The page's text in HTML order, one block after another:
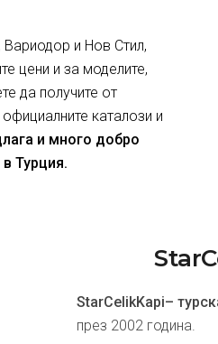
и Нов Стил,
цени и за моделите,
да получите от
каталози и
и много добро
Турция.
StarCelikKapi–
през 2002 година.